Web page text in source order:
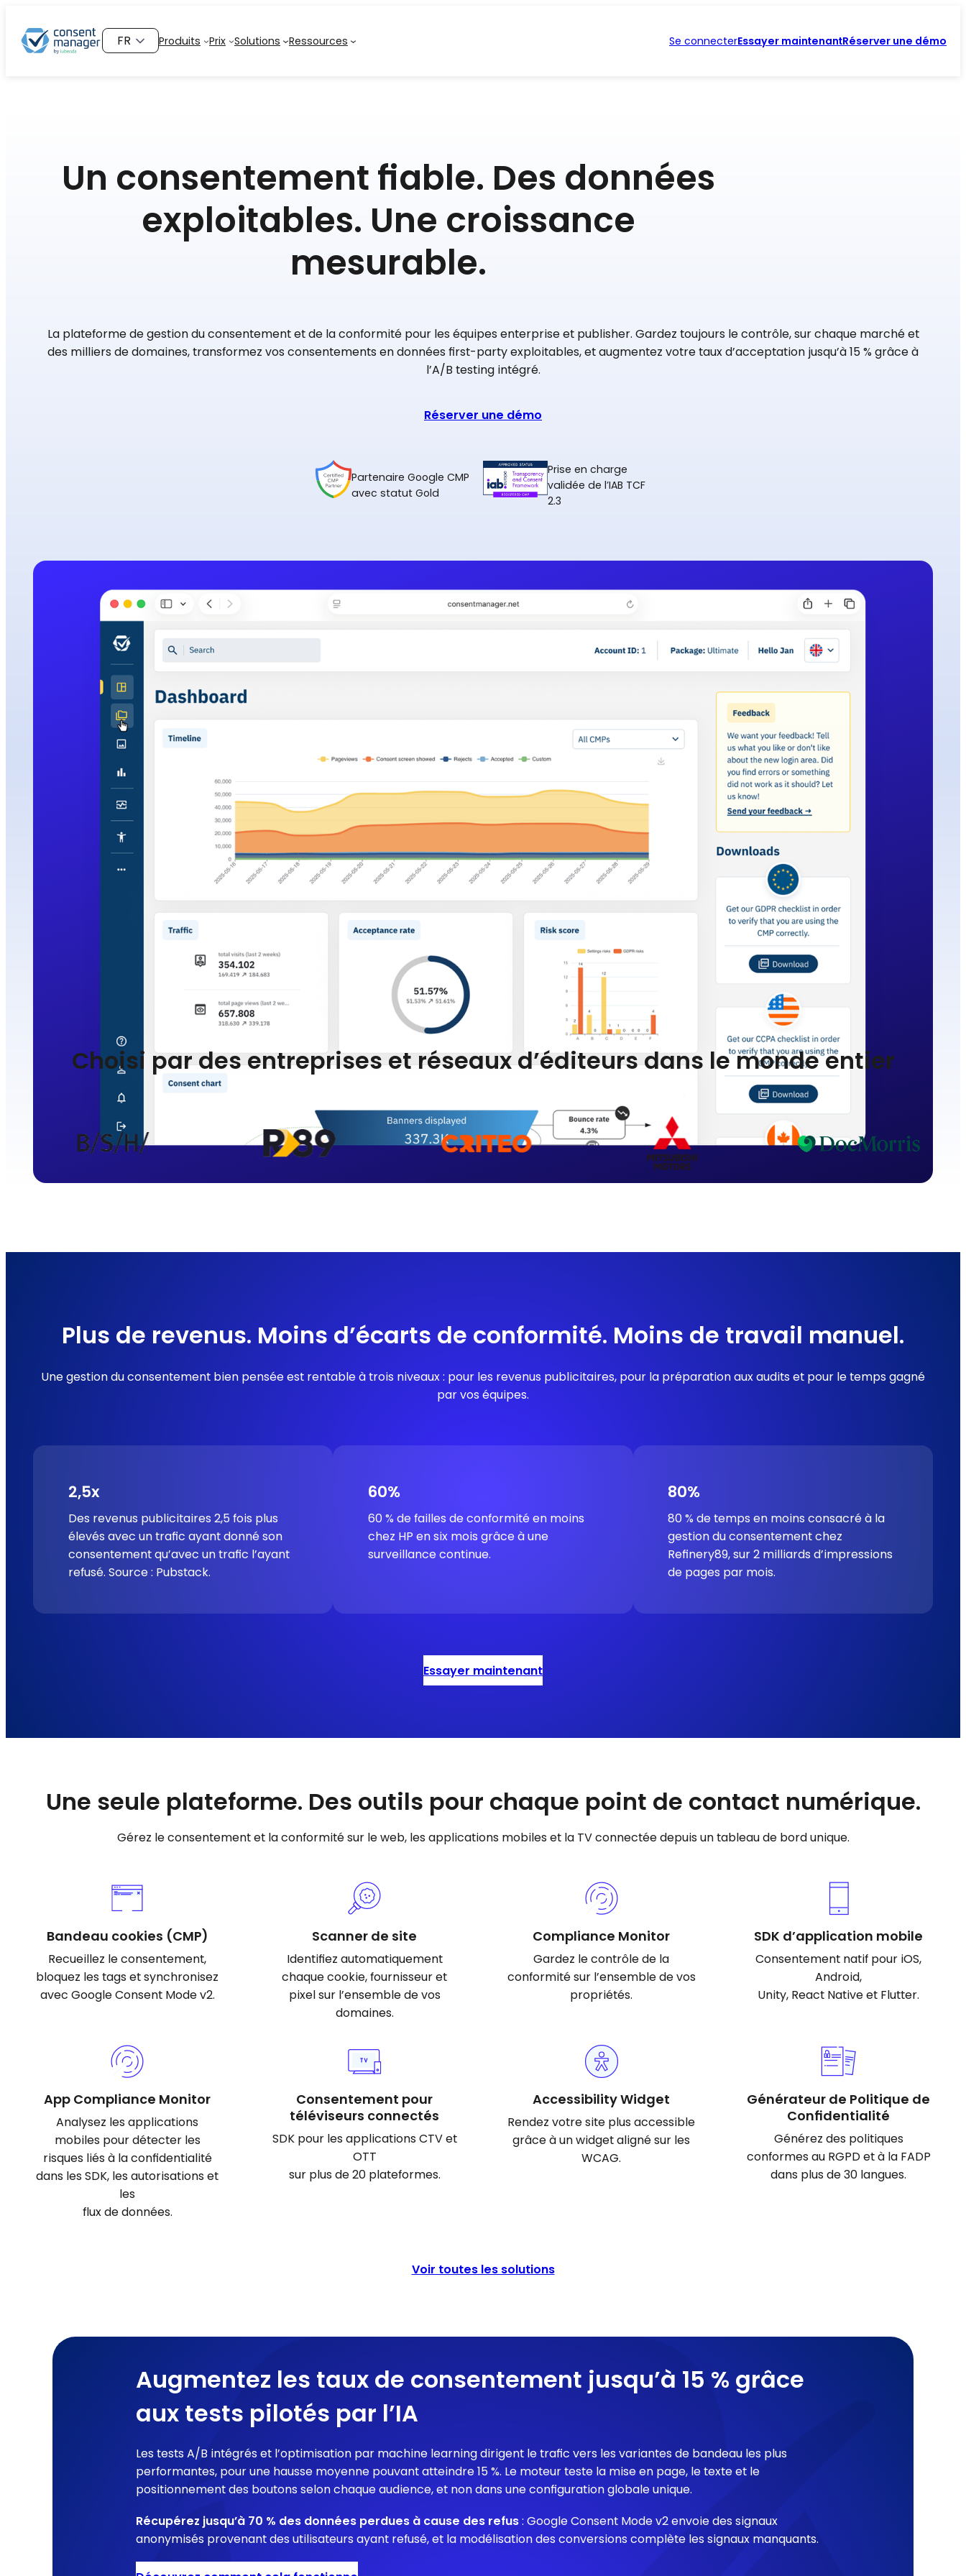
contenu
Choisir
une
Produits Prix Solutions Ressources Se connecterEssayer maintenantRéserver une démo
Un consentement fiable. Des données
exploitables. Une croissance
mesurable.
La plateforme de gestion du consentement et de la conformité pour les équipes enterprise et publisher. Gardez toujours le contrôle, sur chaque marché et
des milliers de domaines, transformez vos consentements en données first-party exploitables, et augmentez votre taux d’acceptation jusqu’à 15 % grâce à
l’A/B testing intégré.
Réserver une démo
Partenaire Google CMP
avec statut Gold
Prise en charge
validée de l’IAB TCF
2.3
Choisi par des entreprises et réseaux d’éditeurs dans le monde entier
Plus de revenus. Moins d’écarts de conformité. Moins de travail manuel.
Une gestion du consentement bien pensée est rentable à trois niveaux : pour les revenus publicitaires, pour la préparation aux audits et pour le temps gagné
par vos équipes.
2,5x
Des revenus publicitaires 2,5 fois plus
élevés avec un trafic ayant donné son
consentement qu’avec un trafic l’ayant
refusé. Source : Pubstack.
60%
60 % de failles de conformité en moins
chez HP en six mois grâce à une
surveillance continue.
80%
80 % de temps en moins consacré à la
gestion du consentement chez
Refinery89, sur 2 milliards d’impressions
de pages par mois.
Essayer maintenant
Une seule plateforme. Des outils pour chaque point de contact numérique.
Gérez le consentement et la conformité sur le web, les applications mobiles et la TV connectée depuis un tableau de bord unique.
Bandeau cookies (CMP)
Recueillez le consentement,
bloquez les tags et synchronisez
avec Google Consent Mode v2.
Scanner de site
Identifiez automatiquement
chaque cookie, fournisseur et
pixel sur l’ensemble de vos
domaines.
Compliance Monitor
Gardez le contrôle de la
conformité sur l’ensemble de vos
propriétés.
SDK d’application mobile
Consentement natif pour iOS,
Android,
Unity, React Native et Flutter.
App Compliance Monitor
Analysez les applications
mobiles pour détecter les
risques liés à la confidentialité
dans les SDK, les autorisations et
les
flux de données.
Consentement pour
téléviseurs connectés
SDK pour les applications CTV et
OTT
sur plus de 20 plateformes.
Accessibility Widget
Rendez votre site plus accessible
grâce à un widget aligné sur les
WCAG.
Générateur de Politique de
Confidentialité
Générez des politiques
conformes au RGPD et à la FADP
dans plus de 30 langues.
Voir toutes les solutions
Augmentez les taux de consentement jusqu’à 15 % grâce
aux tests pilotés par l’IA
Les tests A/B intégrés et l’optimisation par machine learning dirigent le trafic vers les variantes de bandeau les plus
performantes, pour une hausse moyenne pouvant atteindre 15 %. Le moteur teste la mise en page, le texte et le
positionnement des boutons selon chaque audience, et non dans une configuration globale unique.
Récupérez jusqu’à 70 % des données perdues à cause des refus: Google Consent Mode v2 envoie des signaux
anonymisés provenant des utilisateurs ayant refusé, et la modélisation des conversions complète les signaux manquants.